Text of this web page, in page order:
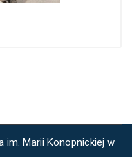
im. Marii Konopnickiej w